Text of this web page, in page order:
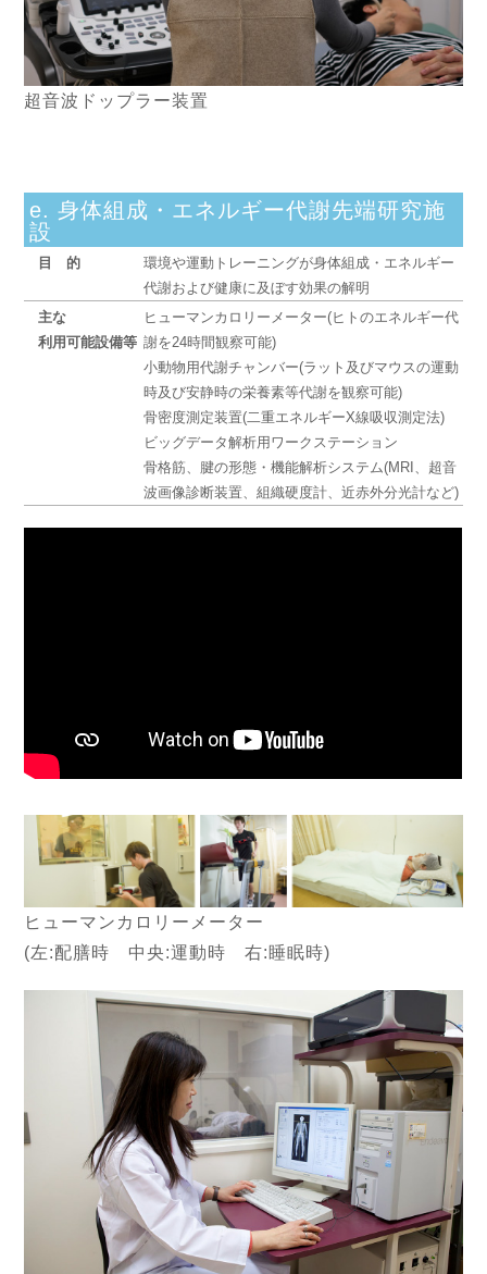
超音波ドップラー装置
e. 身体組成・エネルギー代謝先端研究施
設
目的
環境や運動トレーニングが身体組成・エネルギー
代謝および健康に及ぼす効果の解明
主な
利用可能設備等
ヒューマンカロリーメーター(ヒトのエネルギー代
謝を24時間観察可能)
小動物用代謝チャンバー(ラット及びマウスの運動
時及び安静時の栄養素等代謝を観察可能)
骨密度測定装置(二重エネルギーX線吸収測定法)
ビッグデータ解析用ワークステーション
骨格筋、腱の形態・機能解析システム(MRI、超音
波画像診断装置、組織硬度計、近赤外分光計など)
ヒューマンカロリーメーター
(左:配膳時 中央:運動時 右:睡眠時)